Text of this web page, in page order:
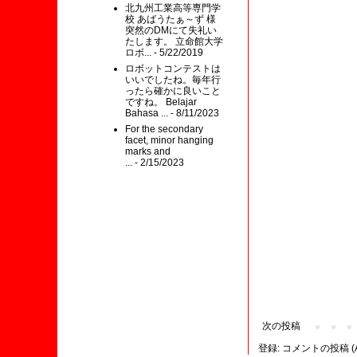
次の投稿
登録: コメントの投稿
北九州工業高等専門学
校 あばうたぁ～ず 様
突然のDMにて失礼い
たします。 立命館大学
ロボ... - 5/22/2019
ロボットコンテストは
いいでしたね。毎年行
ったら確かに良いこと
ですね。 Belajar
Bahasa ... - 8/11/2023
For the secondary
facet, minor hanging
marks and
... - 2/15/2023